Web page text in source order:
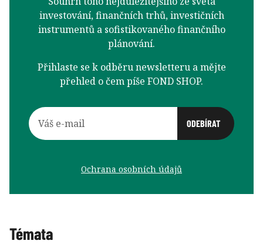
investování, finančních trhů, investičních
instrumentů a sofistikovaného finančního
plánování.
Přihlaste se k odběru newsletteru a mějte
přehled o čem píše FOND SHOP.
Ochrana osobních údajů
Témata